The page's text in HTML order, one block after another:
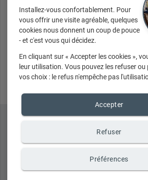
Envoyer
Installez-vous confortablement. Pour
vous offrir une visite agréable, quelques
cookies nous donnent un coup de pouce
- et c'est vous qui décidez.
En cliquant sur « Accepter les cookies »,
leur utilisation. Vous pouvez les refuser
vos choix : le refus n'empêche pas
Accepter
Refuser
Préférences